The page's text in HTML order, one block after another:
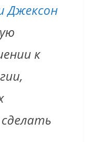
Джексон
к